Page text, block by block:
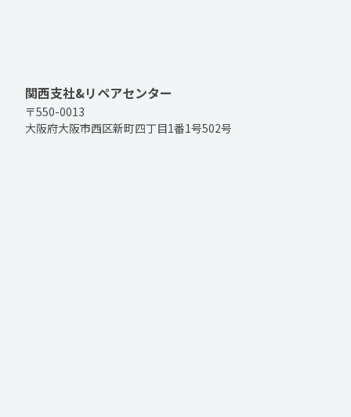
関西支社&リペアセンター
〒550-0013
大阪府大阪市西区新町四丁目1番1号502号